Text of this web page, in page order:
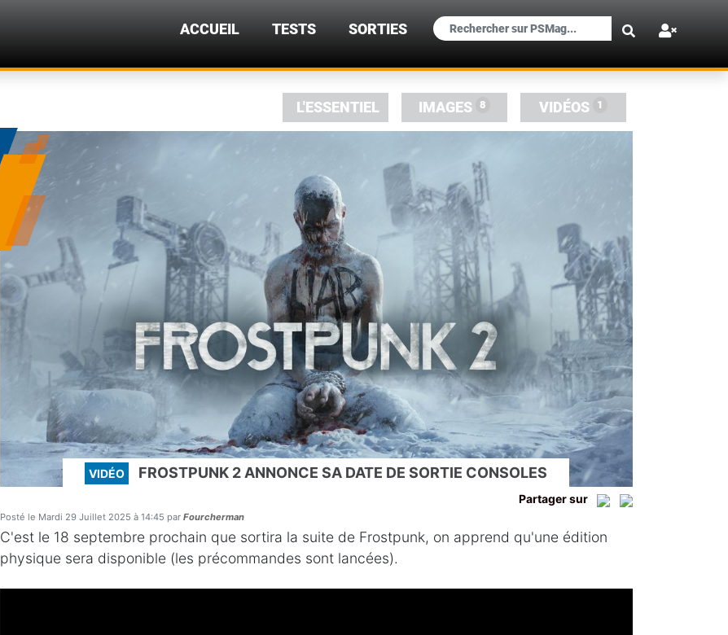
×
ACCUEIL TESTS SORTIES
L'ESSENTIEL IMAGES 8 VIDÉOS 1
VIDÉO FROSTPUNK 2 ANNONCE SA DATE DE SORTIE CONSOLES
Partager sur
Posté le Mardi 29 Juillet 2025 à 14:45 par Fourcherman
C'est le 18 septembre prochain que sortira la suite de Frostpunk, on apprend qu'une édition
physique sera disponible (les précommandes sont lancées).